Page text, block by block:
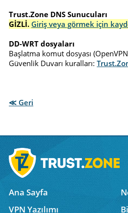
Trust.Zone DNS Sunucuları
GİZLİ. Giriş veya görmek için
DD-WRT dosyaları
Başlatma komut dosyası
Güvenlik Duvarı kuralları:
≪ Geri
Ana Sayfa
VPN Yazılımı